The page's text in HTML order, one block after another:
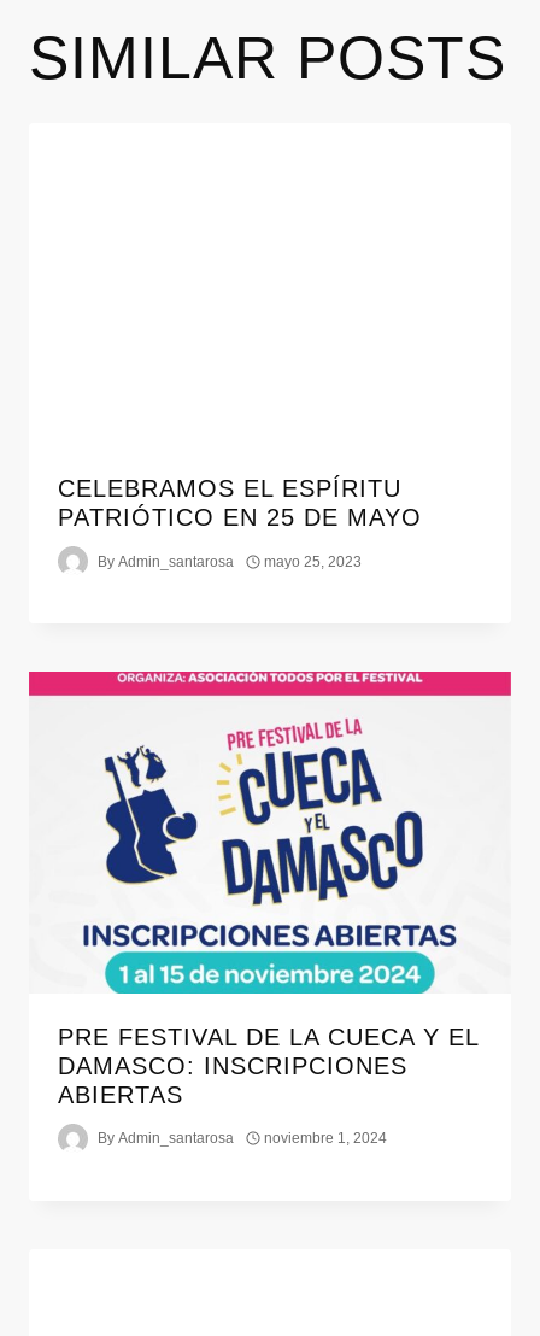
SIMILAR POSTS
CELEBRAMOS EL ESPÍRITU
PATRIÓTICO EN 25 DE MAYO
By Admin_santarosa mayo 25, 2023
PRE FESTIVAL DE LA CUECA Y EL
DAMASCO: INSCRIPCIONES
ABIERTAS
By Admin_santarosa noviembre 1, 2024